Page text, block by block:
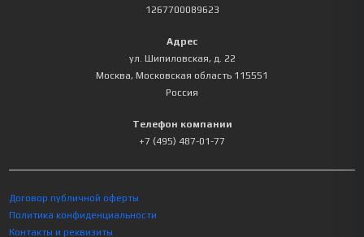
1267700089623
Адрес
ул. Шипиловская, д. 22
Москва, Московская область 115551
Россия
Телефон компании
+7 (495) 487-01-77
Договор публичной оферты
Политика конфиденциальности
Контакты и реквизиты